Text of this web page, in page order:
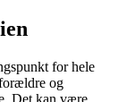
for hele
og